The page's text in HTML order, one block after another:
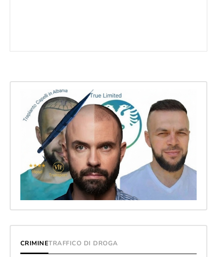
CRIMINETRAFFICO DI DROGA